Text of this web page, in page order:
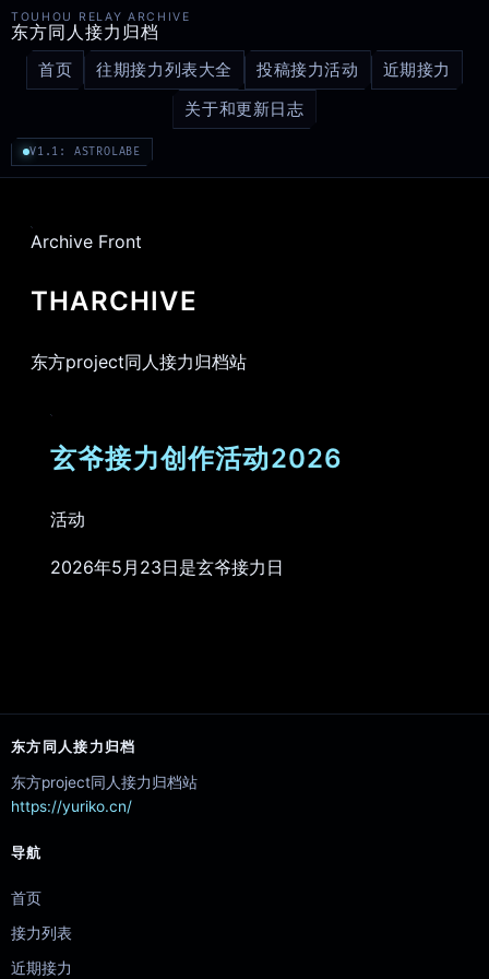
TOUHOU RELAY ARCHIVE
东方同人接力归档
首页 往期接力列表大全 投稿接力活动
近期接力
关于和更新日志
V1.1: ASTROLABE
Archive Front
THARCHIVE
东方project同人接力归档站
玄爷接力创作活动2026
活动
2026年5月23日是玄爷接力日
东方同人接力归档
东方project同人接力归档站
https://yuriko.cn/
导航
首页
接力列表
近期接力